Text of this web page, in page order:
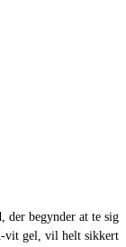
der begynder at te sig
vit gel, vil helt sikkert